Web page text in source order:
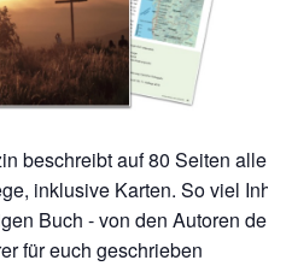
inklusive Karten. So viel Inhalt
Buch - von den Autoren der
für euch geschrieben